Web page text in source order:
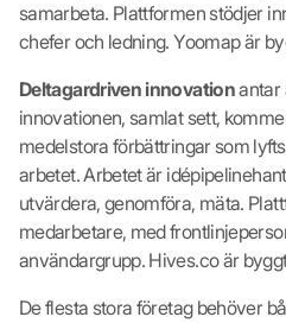
samarbeta. Plattformen stödjer
chefer och ledning. Yoomap är
Deltagardriven innovationantar
innovationen, samlat sett,
medelstora förbättringar som
arbetet. Arbetet är
utvärdera, genomföra, mäta.
medarbetare, med
användargrupp. Hives.co är
De flesta stora företag behöver